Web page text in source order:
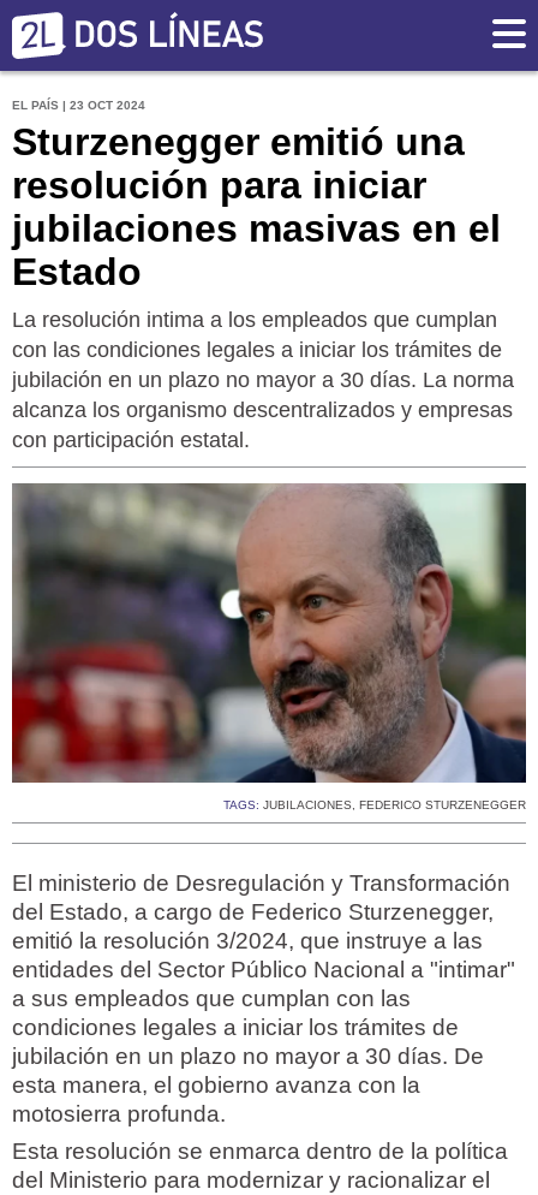
EL PAÍS | 23 OCT 2024
Sturzenegger emitió una
resolución para iniciar
jubilaciones masivas en el
Estado
La resolución intima a los empleados que cumplan
con las condiciones legales a iniciar los trámites de
jubilación en un plazo no mayor a 30 días. La norma
alcanza los organismo descentralizados y empresas
con participación estatal.
TAGS: JUBILACIONES, FEDERICO STURZENEGGER
El ministerio de Desregulación y Transformación
del Estado, a cargo de Federico Sturzenegger,
emitió la resolución 3/2024, que instruye a las
entidades del Sector Público Nacional a "intimar"
a sus empleados que cumplan con las
condiciones legales a iniciar los trámites de
jubilación en un plazo no mayor a 30 días. De
esta manera, el gobierno avanza con la
motosierra profunda.
Esta resolución se enmarca dentro de la política
del Ministerio para modernizar y racionalizar el